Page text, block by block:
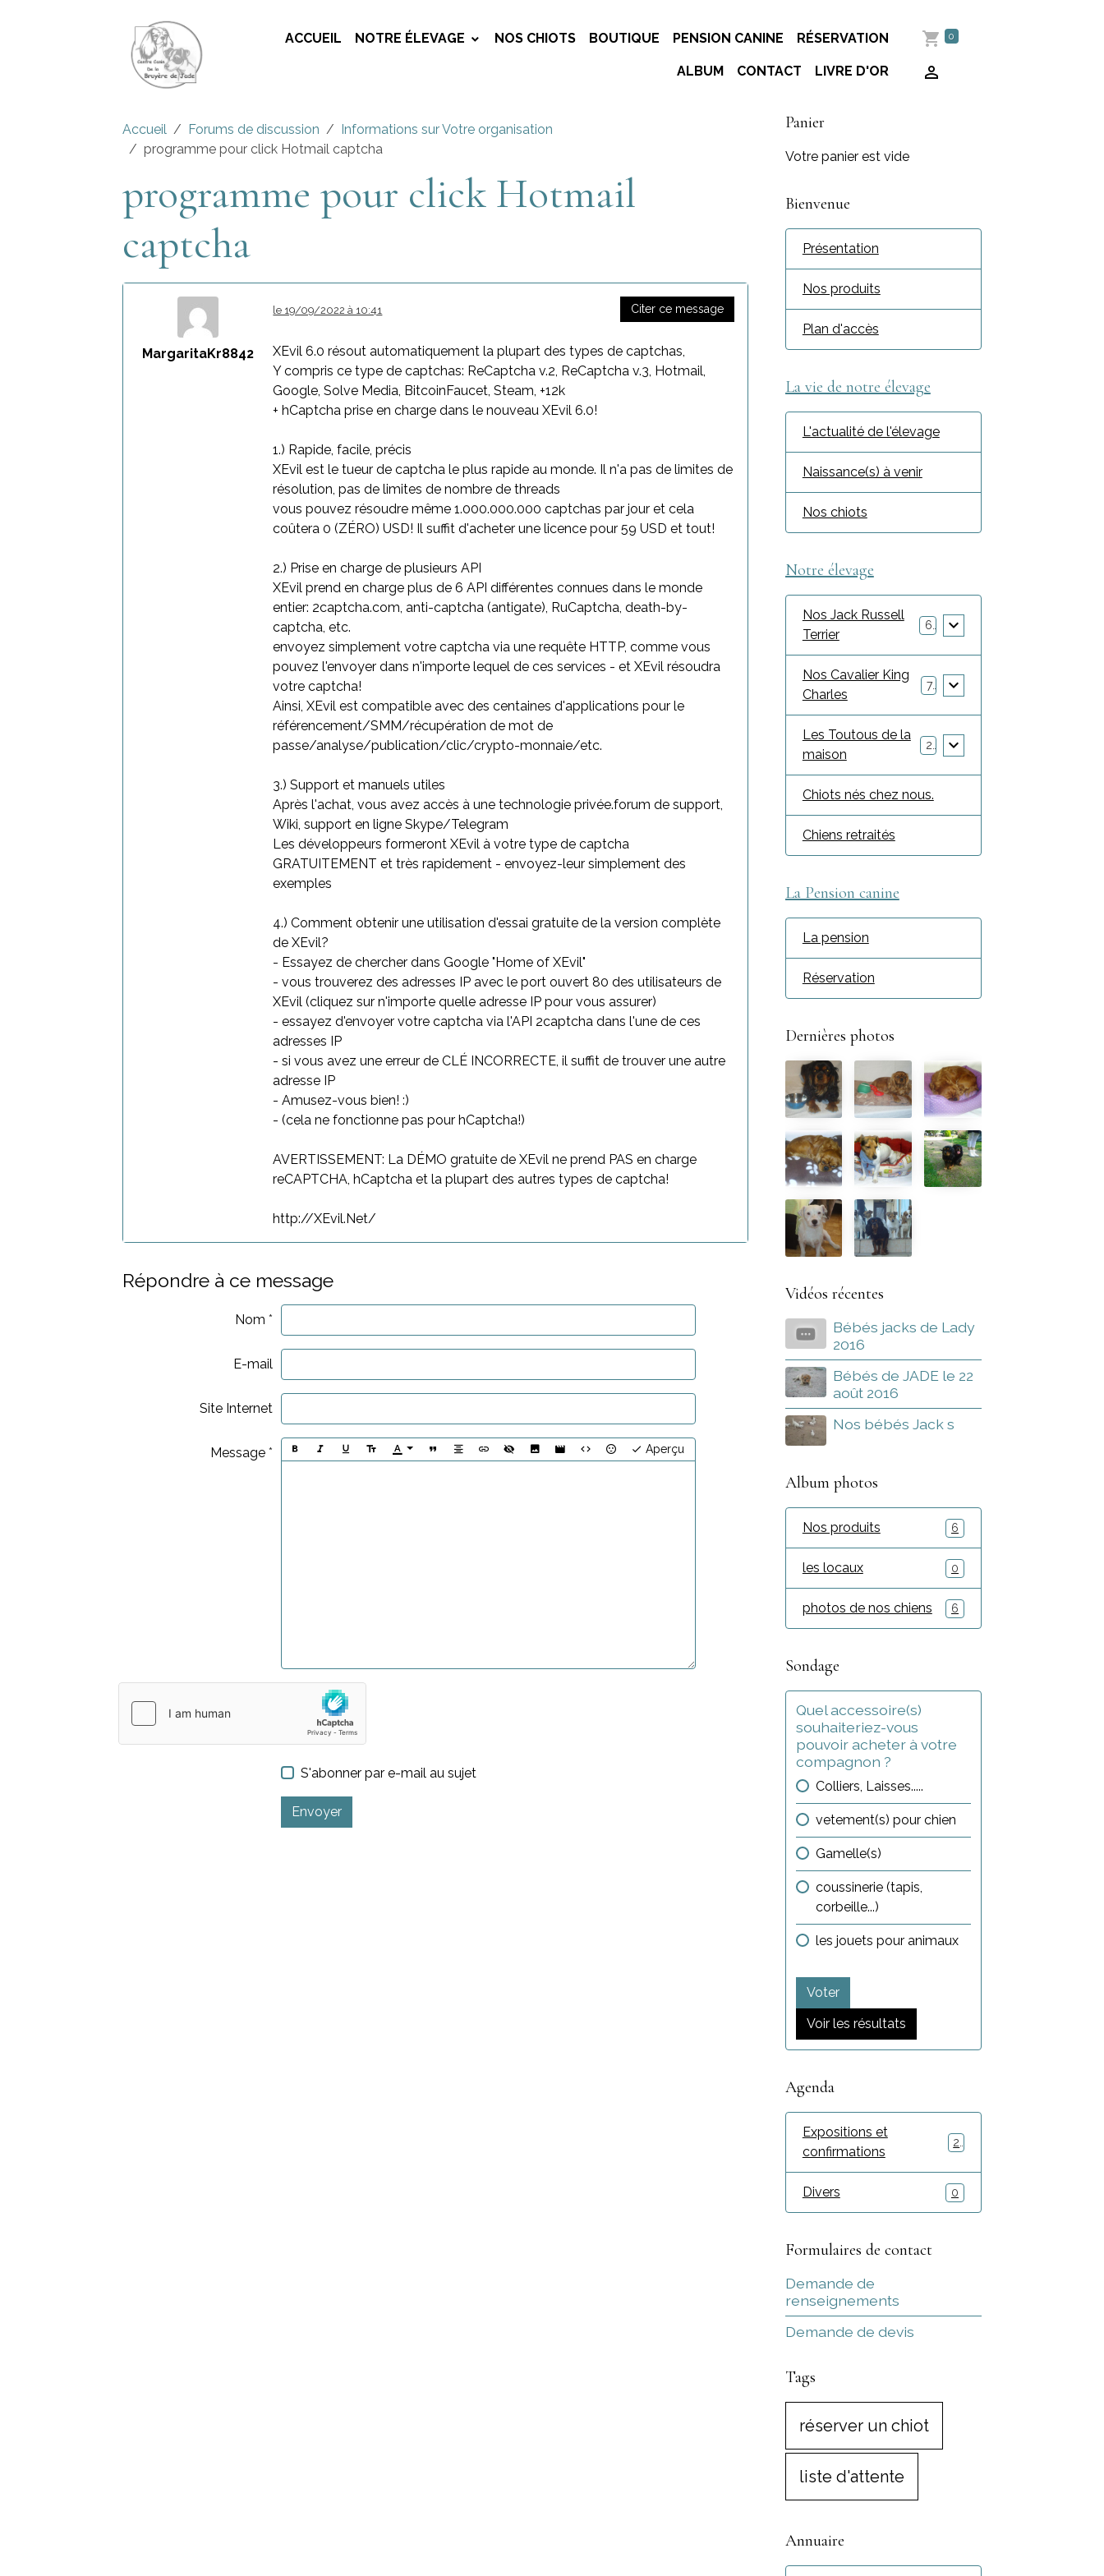
ACCUEIL NOTRE ÉLEVAGE NOS CHIOTS BOUTIQUE PENSION CANINE RÉSERVATION
ALBUM CONTACT LIVRE D'OR
0
Accueil Forums de discussion
Informations sur Votre organisation
programme pour click Hotmail captcha
programme pour click Hotmail
captcha
MargaritaKr8842
le 19/09/2022 à 10:41 Citer ce message
XEvil 6.0 résout automatiquement la plupart des types de captchas,
Y compris ce type de captchas: ReCaptcha v.2, ReCaptcha v.3, Hotmail,
Google, Solve Media, BitcoinFaucet, Steam, +12k
+ hCaptcha prise en charge dans le nouveau XEvil 6.0!
1.) Rapide, facile, précis
XEvil est le tueur de captcha le plus rapide au monde. Il n'a pas de limites de
résolution, pas de limites de nombre de threads
vous pouvez résoudre même 1.000.000.000 captchas par jour et cela
coûtera 0 (ZÉRO) USD! Il suffit d'acheter une licence pour 59 USD et tout!
2.) Prise en charge de plusieurs API
XEvil prend en charge plus de 6 API différentes connues dans le monde
entier: 2captcha.com, anti-captcha (antigate), RuCaptcha, death-by-
captcha, etc.
envoyez simplement votre captcha via une requête HTTP, comme vous
pouvez l'envoyer dans n'importe lequel de ces services - et XEvil résoudra
votre captcha!
Ainsi, XEvil est compatible avec des centaines d'applications pour le
référencement/SMM/récupération de mot de
passe/analyse/publication/clic/crypto-monnaie/etc.
3.) Support et manuels utiles
Après l'achat, vous avez accès à une technologie privée.forum de support,
Wiki, support en ligne Skype/Telegram
Les développeurs formeront XEvil à votre type de captcha
GRATUITEMENT et très rapidement - envoyez-leur simplement des
exemples
4.) Comment obtenir une utilisation d'essai gratuite de la version complète
de XEvil?
- Essayez de chercher dans Google "Home of XEvil"
- vous trouverez des adresses IP avec le port ouvert 80 des utilisateurs de
XEvil (cliquez sur n'importe quelle adresse IP pour vous assurer)
- essayez d'envoyer votre captcha via l'API 2captcha dans l'une de ces
adresses IP
- si vous avez une erreur de CLÉ INCORRECTE, il suffit de trouver une autre
adresse IP
- Amusez-vous bien! :)
- (cela ne fonctionne pas pour hCaptcha!)
AVERTISSEMENT: La DÉMO gratuite de XEvil ne prend PAS en charge
reCAPTCHA, hCaptcha et la plupart des autres types de captcha!
http://XEvil.Net/
Répondre à ce message
Nom
E-mail
Site Internet
Message Aperçu
S'abonner par e-mail au sujet
Envoyer
Panier
Votre panier est vide
Bienvenue
Présentation
Nos produits
Plan d'accès
La vie de notre élevage
L'actualité de l'élevage
Naissance(s) à venir
Nos chiots
Notre élevage
Nos Jack Russell
Terrier
Nos Cavalier King
Charles
7
Les Toutous de la
maison
Chiots nés chez nous.
Chiens retraités
La Pension canine
La pension
Réservation
Dernières photos
Vidéos récentes
Bébés jacks de Lady
2016
Bébés de JADE le 22
août 2016
Nos bébés Jack s
Album photos
Nos produits 6
les locaux 0
photos de nos chiens 6
Sondage
Quel accessoire(s)
souhaiteriez-vous
pouvoir acheter à votre
compagnon ?
Colliers, Laisses.....
vetement(s) pour chien
Gamelle(s)
coussinerie (tapis,
corbeille...)
les jouets pour animaux
Voter
Voir les résultats
Agenda
Expositions et
confirmations
2
Divers 0
Formulaires de contact
Demande de
renseignements
Demande de devis
Tags
réserver un chiot
liste d'attente
Annuaire